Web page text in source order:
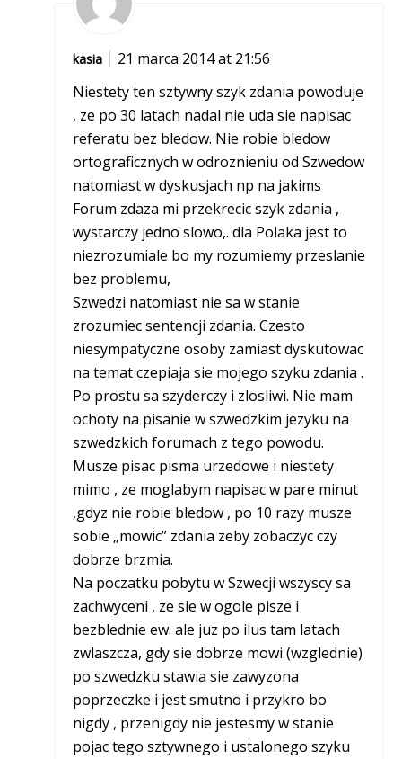
kasia
21 marca 2014 at 21:56
Niestety ten sztywny szyk zdania powoduje
, ze po 30 latach nadal nie uda sie napisac
referatu bez bledow. Nie robie bledow
ortograficznych w odroznieniu od Szwedow
natomiast w dyskusjach np na jakims
Forum zdaza mi przekrecic szyk zdania ,
wystarczy jedno slowo,. dla Polaka jest to
niezrozumiale bo my rozumiemy przeslanie
bez problemu,
Szwedzi natomiast nie sa w stanie
zrozumiec sentencji zdania. Czesto
niesympatyczne osoby zamiast dyskutowac
na temat czepiaja sie mojego szyku zdania .
Po prostu sa szyderczy i zlosliwi. Nie mam
ochoty na pisanie w szwedzkim jezyku na
szwedzkich forumach z tego powodu.
Musze pisac pisma urzedowe i niestety
mimo , ze moglabym napisac w pare minut
,gdyz nie robie bledow , po 10 razy musze
sobie „mowic” zdania zeby zobaczyc czy
dobrze brzmia.
Na poczatku pobytu w Szwecji wszyscy sa
zachwyceni , ze sie w ogole pisze i
bezblednie ew. ale juz po ilus tam latach
zwlaszcza, gdy sie dobrze mowi (wzglednie)
po szwedzku stawia sie zawyzona
poprzeczke i jest smutno i przykro bo
nigdy , przenigdy nie jestesmy w stanie
pojac tego sztywnego i ustalonego szyku